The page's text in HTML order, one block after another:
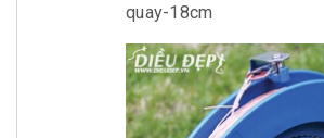
quay-18cm